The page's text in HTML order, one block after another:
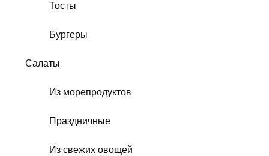
Тосты
Бургеры
Салаты
Из морепродуктов
Праздничные
Из свежих овощей